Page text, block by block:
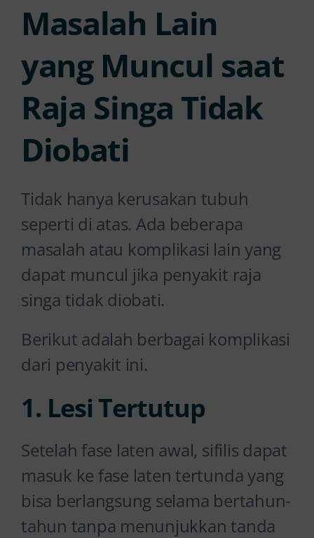
Masalah Lain
yang Muncul saat
Raja Singa Tidak
Diobati
Tidak hanya kerusakan tubuh
seperti di atas. Ada beberapa
masalah atau komplikasi lain yang
dapat muncul jika penyakit raja
singa tidak diobati.
Berikut adalah berbagai komplikasi
dari penyakit ini.
1. Lesi Tertutup
Setelah fase laten awal, sifilis dapat
masuk ke fase laten tertunda yang
bisa berlangsung selama bertahun-
tahun tanpa menunjukkan tanda